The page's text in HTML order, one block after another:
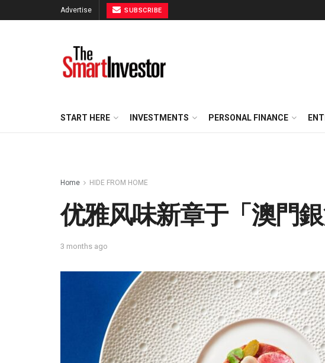
Advertise SUBSCRIBE
START HERE INVESTMENTS PERSONAL FINANCE
Home HIDE FROM HOME
优雅风味新章于「澳門
3 months ago